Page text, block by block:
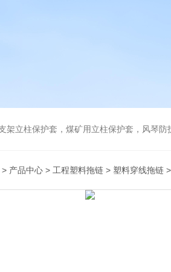
架立柱保护套，煤矿用立柱保护套，风琴
> 产品中心 > 工程塑料拖链 > 塑料穿线拖链